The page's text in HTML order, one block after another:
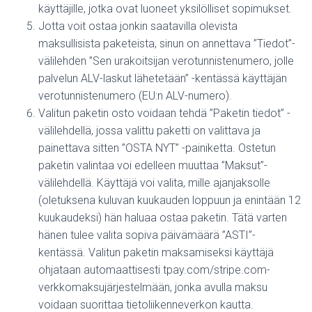
käyttäjille, jotka ovat luoneet yksilölliset sopimukset.
Jotta voit ostaa jonkin saatavilla olevista
maksullisista paketeista, sinun on annettava ”Tiedot”-
välilehden ”Sen urakoitsijan verotunnistenumero, jolle
palvelun ALV-laskut lähetetään” -kentässä käyttäjän
verotunnistenumero (EU:n ALV-numero).
Valitun paketin osto voidaan tehdä ”Paketin tiedot” -
välilehdellä, jossa valittu paketti on valittava ja
painettava sitten ”OSTA NYT” -painiketta. Ostetun
paketin valintaa voi edelleen muuttaa ”Maksut”-
välilehdellä. Käyttäjä voi valita, mille ajanjaksolle
(oletuksena kuluvan kuukauden loppuun ja enintään 12
kuukaudeksi) hän haluaa ostaa paketin. Tätä varten
hänen tulee valita sopiva päivämäärä ”ASTI”-
kentässä. Valitun paketin maksamiseksi käyttäjä
ohjataan automaattisesti tpay.com/stripe.com-
verkkomaksujärjestelmään, jonka avulla maksu
voidaan suorittaa tietoliikenneverkon kautta.